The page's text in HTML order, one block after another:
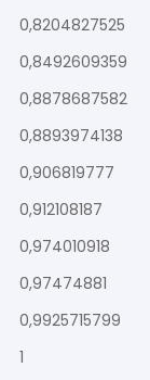
0,8204827525
0,8492609359
0,8878687582
0,8893974138
0,906819777
0,912108187
0,974010918
0,97474881
0,9925715799
1